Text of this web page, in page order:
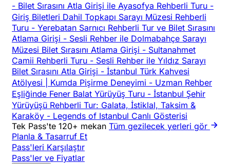
- Bilet Sırasını Atla Girişi ile Ayasofya Rehberli Turu -
Giriş Biletleri Dahil Topkapı Sarayı Müzesi Rehberli
Turu - Yerebatan Sarnıcı Rehberli Tur ve Bilet Sırasını
Atlama Girişi - Sesli Rehber ile Dolmabahçe Sarayı
Müzesi Bilet Sırasını Atlama Girişi - Sultanahmet
Camii Rehberli Turu - Sesli Rehber ile Yıldız Sarayı
Bilet Sırasını Atla Girişi - İstanbul Türk Kahvesi
Atölyesi | Kumda Pişirme Deneyimi - Uzman Rehber
Eşliğinde Fener Balat Yürüyüş Turu - İstanbul Şehir
Yürüyüşü Rehberli Tur: Galata, İstiklal, Taksim &
Karaköy - Legends of Istanbul Canlı Gösterisi
Tek Pass'te 120+ mekan Tüm gezilecek yerleri gör
Planla & Tasarruf Et
Pass'leri Karşılaştır
Pass'ler ve Fiyatlar